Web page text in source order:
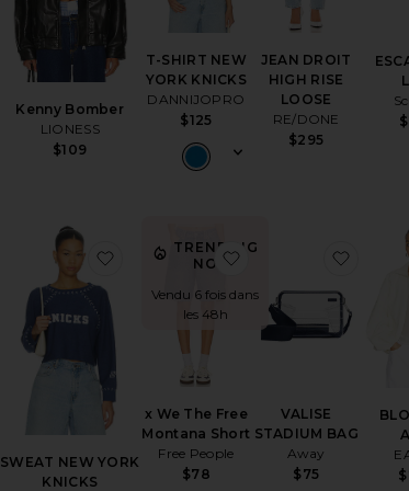
Kenny Bomber
LIONESS
$109
T-SHIRT NEW
YORK KNICKS
DANNIJOPRO
$125
JEAN DROIT
HIGH RISE
LOOSE
RE/DONE
$295
SWEAT NEW YORK
KNICKS
ajouter aux préférésSWEAT NEW
TRENDING
NOW!
Vendu 6 fois dans
les 48h
x We The Free
Montana Short
Free People
$78
ajouter aux
VALISE
STADIUM BAG
Away
$75